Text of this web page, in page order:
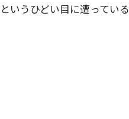
というひどい目に遭っている